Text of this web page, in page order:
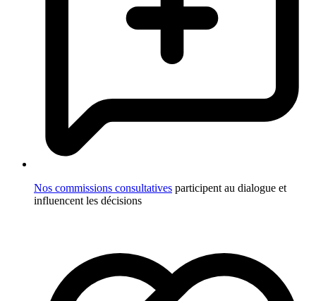
Nos commissions consultatives participent au dialogue et
influencent les décisions